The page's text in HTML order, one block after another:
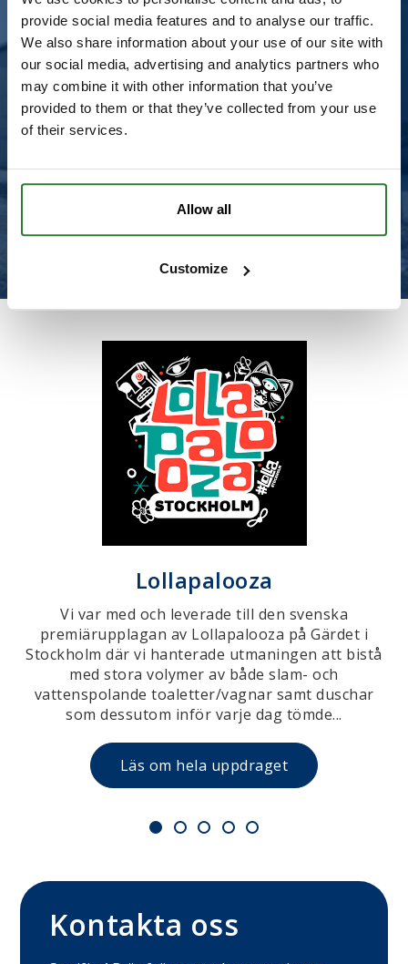
provide social media features and to analyse our traffic.
We also share information about your use of our site with
our social media, advertising and analytics partners who
may combine it with other information that you’ve
provided to them or that they’ve collected from your use
of their services.
Allow all
Customize
evenemang med stora folksamlingar. De
insåg att toaletter är en viktig produkt som
behöver lyftas fram och placeras högst uppe
på eventplanerarens prioriteringslista.
Idag är Sanifix branschledande i
Läs mer om Sanfix
Lollapalooza
Vi var med och leverade till den svenska
premiärupplagan av Lollapalooza på Gärdet i
Stockholm där vi hanterade utmaningen att bistå
med stora volymer av både slam- och
vattenspolande toaletter/vagnar samt duschar
som dessutom inför varje dag tömde...
Läs om hela uppdraget
Kontakta oss